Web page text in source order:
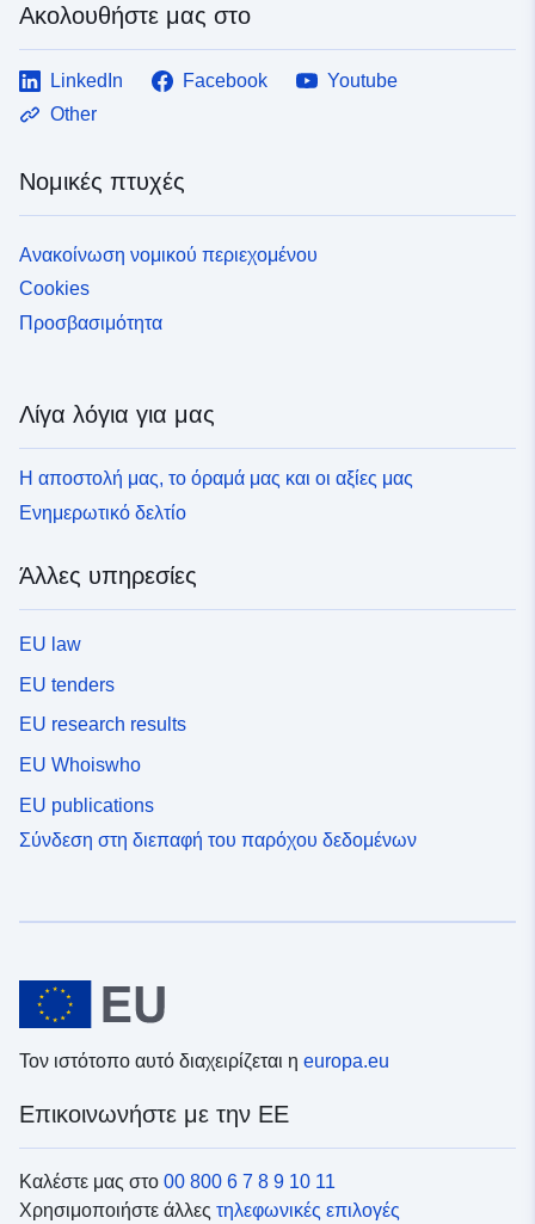
Ακολουθήστε μας στο
LinkedIn Facebook
Youtube
Other
Νομικές πτυχές
Ανακοίνωση νομικού περιεχομένου
Cookies
Προσβασιμότητα
Λίγα λόγια για μας
Η αποστολή μας, το όραμά μας και οι αξίες μας
Ενημερωτικό δελτίο
Άλλες υπηρεσίες
EU law
EU tenders
EU research results
EU Whoiswho
EU publications
Σύνδεση στη διεπαφή του παρόχου δεδομένων
Τον ιστότοπο αυτό διαχειρίζεται η europa.eu
Επικοινωνήστε με την ΕΕ
Καλέστε μας στο 00 800 6 7 8 9 10 11
Χρησιμοποιήστε άλλες τηλεφωνικές επιλογές